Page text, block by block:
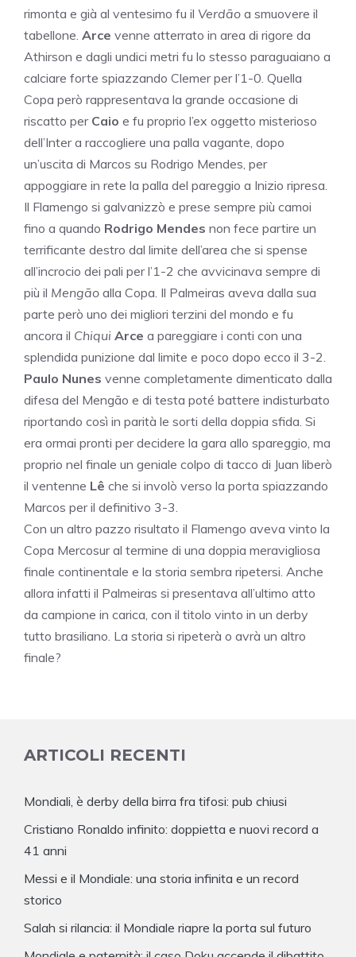
rimonta e già al ventesimo fu il Verdão a smuovere il
tabellone. Arce venne atterrato in area di rigore da
Athirson e dagli undici metri fu lo stesso paraguaiano a
calciare forte spiazzando Clemer per l’1-0. Quella
Copa però rappresentava la grande occasione di
riscatto per Caio e fu proprio l’ex oggetto misterioso
dell’Inter a raccogliere una palla vagante, dopo
un’uscita di Marcos su Rodrigo Mendes, per
appoggiare in rete la palla del pareggio a Inizio ripresa.
Il Flamengo si galvanizzò e prese sempre più camoi
fino a quando Rodrigo Mendes non fece partire un
terrificante destro dal limite dell’area che si spense
all’incrocio dei pali per l’1-2 che avvicinava sempre di
più il Mengão alla Copa. Il Palmeiras aveva dalla sua
parte però uno dei migliori terzini del mondo e fu
ancora il Chiqui Arce a pareggiare i conti con una
splendida punizione dal limite e poco dopo ecco il 3-2.
Paulo Nunes venne completamente dimenticato dalla
difesa del Mengão e di testa poté battere indisturbato
riportando così in parità le sorti della doppia sfida. Si
era ormai pronti per decidere la gara allo spareggio, ma
proprio nel finale un geniale colpo di tacco di Juan liberò
il ventenne Lê che si involò verso la porta spiazzando
Marcos per il definitivo 3-3.
Con un altro pazzo risultato il Flamengo aveva vinto la
Copa Mercosur al termine di una doppia meravigliosa
finale continentale e la storia sembra ripetersi. Anche
allora infatti il Palmeiras si presentava all’ultimo atto
da campione in carica, con il titolo vinto in un derby
tutto brasiliano. La storia si ripeterà o avrà un altro
finale?
ARTICOLI RECENTI
Mondiali, è derby della birra fra tifosi: pub chiusi
Cristiano Ronaldo infinito: doppietta e nuovi record a
41 anni
Messi e il Mondiale: una storia infinita e un record
storico
Salah si rilancia: il Mondiale riapre la porta sul futuro